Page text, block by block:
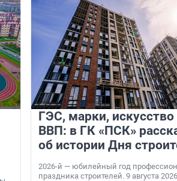
ГЭС, марки, искусство
ВВП: в ГК «ПСК»
об истории Дня
2026-й — юбилейный год
праздника строителей. 9 августа